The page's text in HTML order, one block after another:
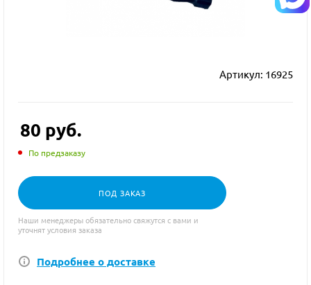
Артикул: 16925
80 руб.
По предзаказу
ПОД ЗАКАЗ
Наши менеджеры обязательно свяжутся с вами и
уточнят условия заказа
Подробнее о доставке